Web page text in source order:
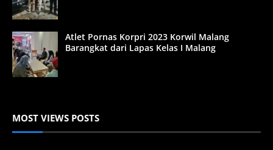
Atlet Pornas Korpri 2023 Korwil Malang
Barangkat dari Lapas Kelas I Malang
MOST VIEWS POSTS